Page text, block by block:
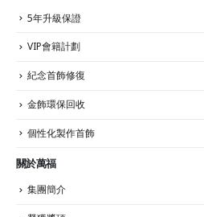
5年升級保證
VIP會籍計劃
紀念首飾修復
金飾環保回收
個性化製作首飾
關於萬福
集團簡介